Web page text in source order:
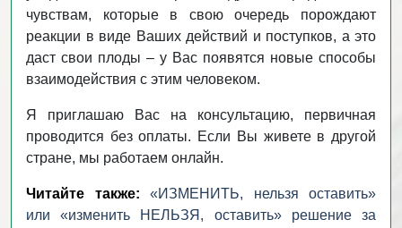
чувствам, которые в свою очередь порождают
реакции в виде Ваших действий и поступков, а это
даст свои плоды – у Вас появятся новые способы
взаимодействия с этим человеком.
Я приглашаю Вас на консультацию, первичная
проводится без оплаты. Если Вы живете в другой
стране, мы работаем онлайн.
Читайте также:
«ИЗМЕНИТЬ, нельзя оставить»
или «изменить НЕЛЬЗЯ, оставить» решение за